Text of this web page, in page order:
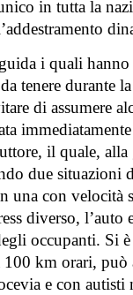
in tutta la
i quali
tenere durante
di assumere
il quale,
due situazioni
una con velocità
diverso, l’auto
occupanti. Si
km orari, può
e con autisti